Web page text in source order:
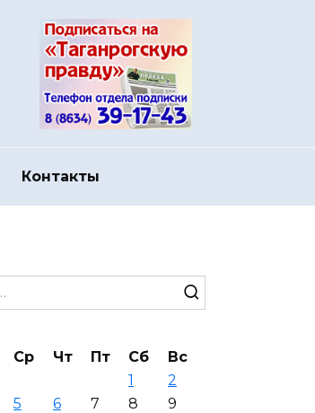
Контакты
Ср Чт Пт Сб
Вс
1
2
5 6 7 8
9